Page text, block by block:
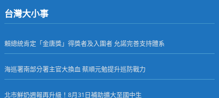
台灣大小事
賴總統肯定「金唐獎」得獎者及入圍者 允諾完善支持體系
海巡署南部分署主官大換血 蔡順元勉提升巡防戰力
北市鮮奶週報再升級！8月31日補助擴大至國中生